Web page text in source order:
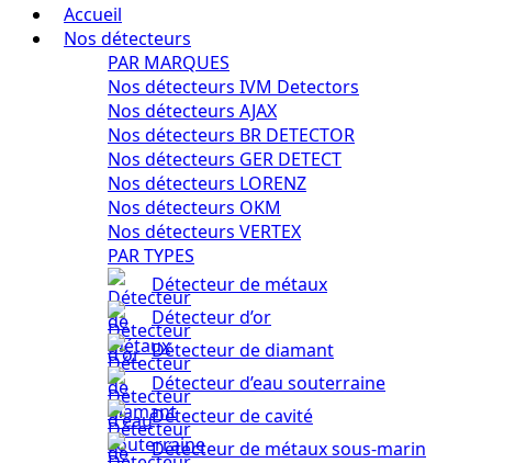
Accueil
Nos détecteurs
PAR MARQUES
Nos détecteurs IVM Detectors
Nos détecteurs AJAX
Nos détecteurs BR DETECTOR
Nos détecteurs GER DETECT
Nos détecteurs LORENZ
Nos détecteurs OKM
Nos détecteurs VERTEX
PAR TYPES
Détecteur de métaux
Détecteur d’or
Détecteur de diamant
Détecteur d’eau souterraine
Détecteur de cavité
Détecteur de métaux sous-marin